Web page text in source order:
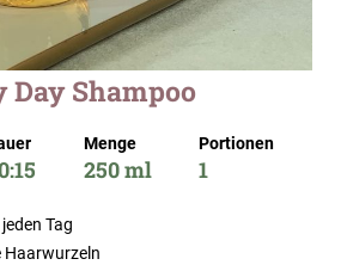
Day Shampoo
Menge
250 ml
Portionen
1
Tag
Haarwurzeln